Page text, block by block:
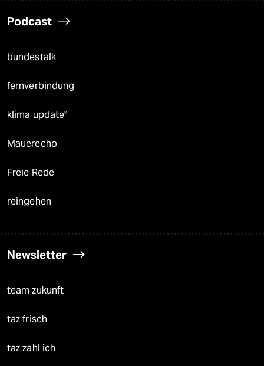
Podcast
bundestalk
fernverbindung
klima update°
Mauerecho
Freie Rede
reingehen
Newsletter
team zukunft
taz frisch
taz zahl ich